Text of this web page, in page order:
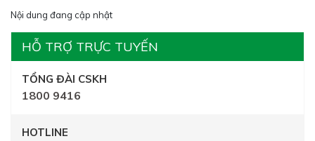
Nội dung đang cập nhật
HỖ TRỢ TRỰC TUYẾN
TỔNG ĐÀI CSKH
1800 9416
HOTLINE